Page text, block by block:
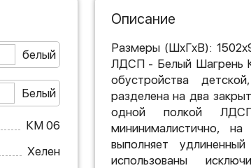
белый
Белый
КМ 06
Хелен
Описание
Размеры (ШxГxВ):
ЛДСП - Белый Шагрень
обустройства
разделена на два
одной полкой
мининималистично,
выполняет
использованы